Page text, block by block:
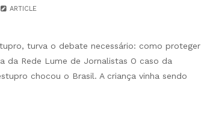
ARTICLE
turva o debate necessário: como proteger
da Rede Lume de Jornalistas O caso da
chocou o Brasil. A criança vinha sendo